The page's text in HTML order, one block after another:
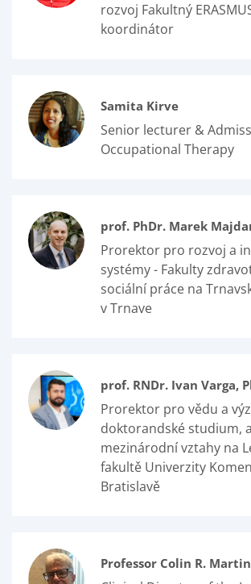
rozvoj Fakultný
koordinátor
Samita Kirve
Senior lecturer &
Occupational Therapy
prof. PhDr. Marek
Prorektor pro rozvoj a
systémy - Fakulty
sociální práce na
v Trnave
prof. RNDr. Ivan Varga,
Prorektor pro vědu a
doktorandské studium, a
mezinárodní vztahy na
fakultě Univerzity
Bratislavě
Professor Colin R. Martin